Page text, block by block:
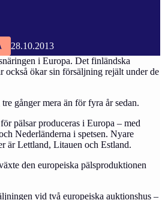
28.10.2013
i Europa. Det finländska
också ökar sin försäljning rejält under de
gånger mera än för fyra år sedan.
pälsar produceras i Europa – med
Nederländerna i spetsen. Nyare
är Lettland, Litauen och Estland.
den europeiska pälsproduktionen
vid två europeiska auktionshus –